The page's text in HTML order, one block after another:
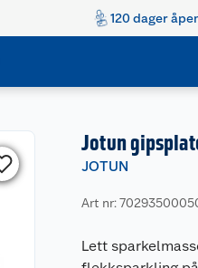
120 dager
Jotun
JOTUN
Art nr:
Lett